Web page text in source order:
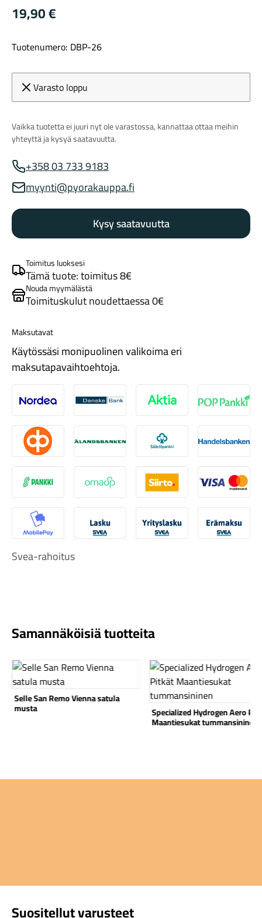
Kaupunkisähköpyörät
Renkaat
Komponentit
Katso koko valikoima
19,90€
Tuotenumero: DBP-26
Varasto loppu
Vaikka tuotetta ei juuri nyt ole varastossa, kannattaa ottaa meihin
yhteyttä ja kysyä saatavuutta.
Myynnin puhelinnumero
+358 03 733 9183
Myynnin sähköposti
myynti@pyorakauppa.fi
Kysy saatavuutta
Toimitus luoksesi
Tämä tuote: toimitus 8€
Nouda myymälästä
Toimituskulut noudettaessa 0€
Maksutavat
Käytössäsi monipuolinen valikoima eri
maksutapavaihtoehtoja.
Nordea Danske Aktia Pop-
Osuuspankki Ålandsbanken Säästöpankki
S-Pankki Omasp Siirto Visa &
MobilePay Svea Lasku Svea yrityslaskuSvea
Svea-rahoitus
Samannäköisiä tuotteita
Katso tuote
Selle San Remo Vienna satula
musta
Katso tuote
Specialized Hydrogen Aero
Maantiesukat tummansininen
Suositellut varusteet